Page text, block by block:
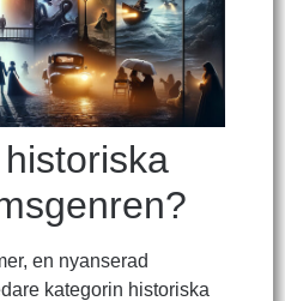
en nyanserad
kategorin historiska